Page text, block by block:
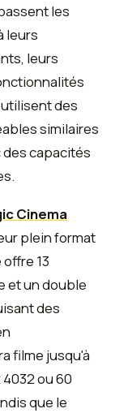
les
leurs
leurs
des
similaires
capacités
Cinema
plein format
13
et un double
des
filme jusqu'à
ou 60
que le